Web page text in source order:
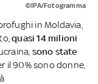
©IPA/Fotogramma
in Moldavia,
quasi 14 milioni
sono state
il 90% sono donne,